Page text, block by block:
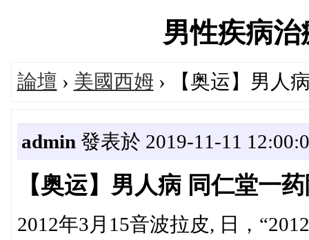
男性疾病
論壇 › 美國西姆 › 【奥运】男人
admin 發表於 2019-11-11
【奥运】男人病 同仁堂一
2012年3月15音波拉皮, 日，